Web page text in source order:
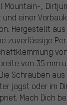
Mountain-,
einer
Hergestellt
zuverlässige
von 35 mm
Schrauben
jagst oder im
Mach Dich